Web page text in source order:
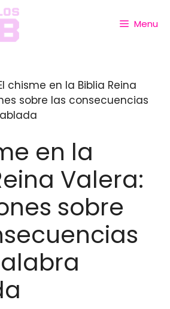
Menu
chisme en la Biblia Reina
sobre las consecuencias
en la
Valera:
sobre